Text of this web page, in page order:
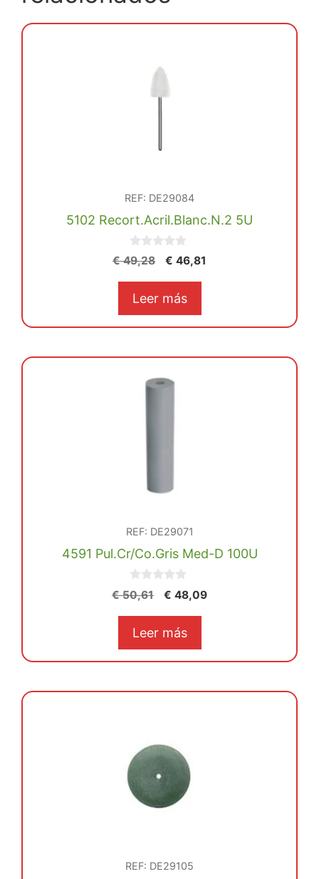
REF: DE29084
5102 Recort.Acril.Blanc.N.2 5U
0
d
€49,28
El
original
€ 49,28.
€ 46,81
€ 46,81.
Leer más
REF: DE29071
4591 Pul.Cr/Co.Gris Med-D 100U
0
d
€50,61
El
original
€ 50,61.
€ 48,09El
€ 48,09.
Leer más
REF: DE29105